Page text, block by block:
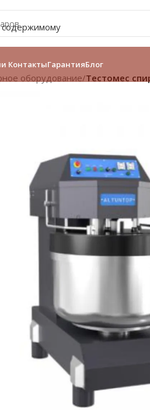
содержимому
КонтактыГарантияБлог
оборудование/Тестомес